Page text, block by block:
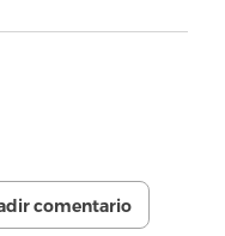
comentario